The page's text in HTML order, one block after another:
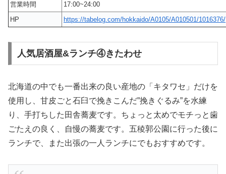
営業時間
17:00~24:00
HP
https://tabelog.com/hokkaido/A0105/A010501/1016376/
人気居酒屋&ランチ④きたわせ
北海道の中でも一番出来の良い産地の「キタワセ」だけを
使用し、甘皮ごと石臼で挽きこんだ”挽きぐるみ”を水練
り、手打ちした田舎蕎麦です。ちょっと太めでモチっと歯
ごたえの良く、自慢の蕎麦です。五稜郭公園に行った後に
ランチで、また出張の一人ランチにでもおすすめです。